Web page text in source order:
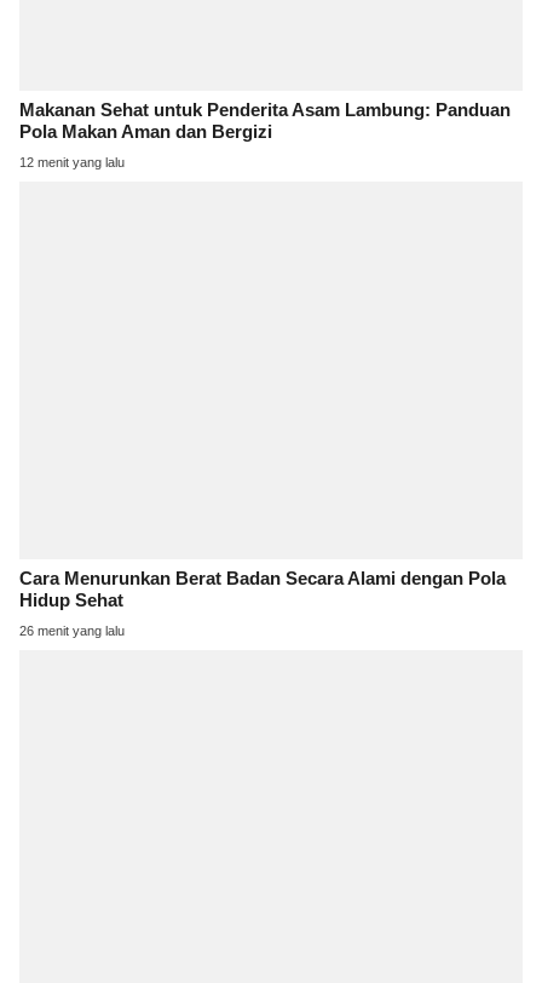
Makanan Sehat untuk Penderita Asam Lambung: Panduan
Pola Makan Aman dan Bergizi
12 menit yang lalu
Cara Menurunkan Berat Badan Secara Alami dengan Pola
Hidup Sehat
26 menit yang lalu